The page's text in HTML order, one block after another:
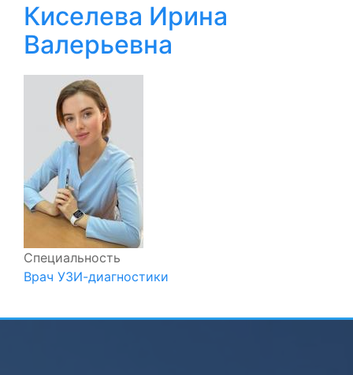
Киселева Ирина
Валерьевна
Специальность
Врач УЗИ-диагностики